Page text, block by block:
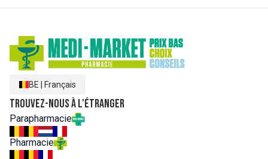
BE Français
Trouvez-nous à l'étranger
Parapharmacie
Pharmacie